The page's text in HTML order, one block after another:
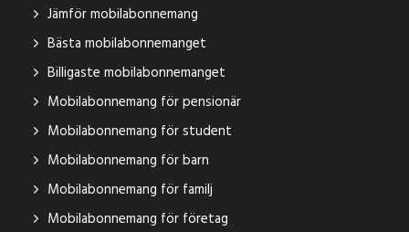
Jämför mobilabonnemang
Bästa mobilabonnemanget
Billigaste mobilabonnemanget
Mobilabonnemang för pensionär
Mobilabonnemang för student
Mobilabonnemang för barn
Mobilabonnemang för familj
Mobilabonnemang för företag